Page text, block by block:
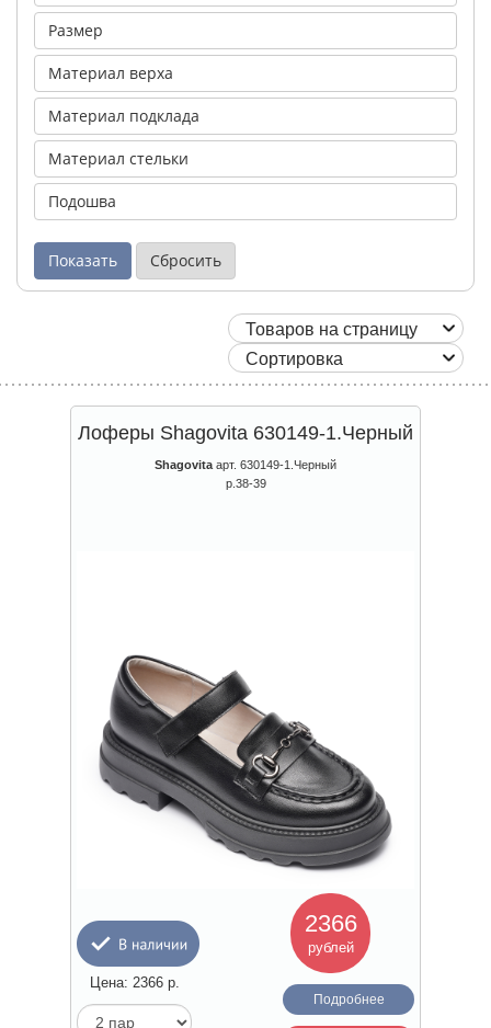
Размер
Материал верха
Материал подклада
Материал стельки
Подошва
Лоферы Shagovita 630149-1.Черный
Shagovita арт. 630149-1.Черный
р.38-39
2366
рублей
Цена: 2366р.
Подробнее